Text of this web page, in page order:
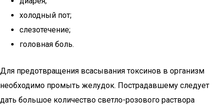
холодный пот;
слезотечение;
головная боль.
Для предотвращения всасывания токсинов в организм
необходимо промыть желудок. Пострадавшему следует
дать большое количество светло-розового раствора